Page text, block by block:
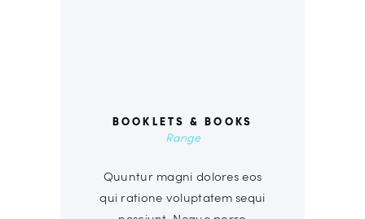
BOOKLETS & BOOKS
Range
Quuntur magni dolores eos
qui ratione voluptatem sequi